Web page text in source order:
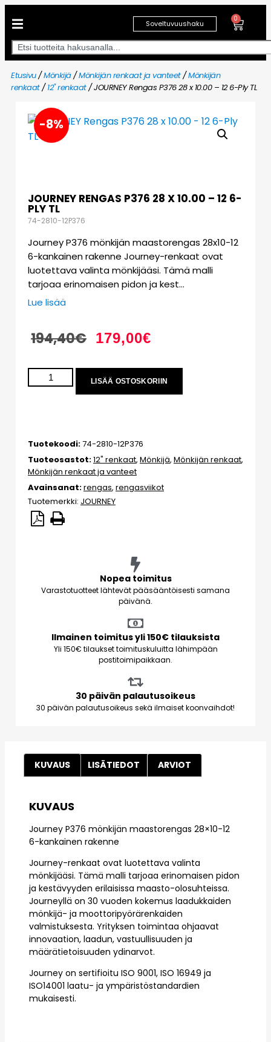
Soveltuvuushaku
0
Etusivu/Mönkijä/Mönkijän renkaat ja vanteet/Mönkijän
renkaat/12" renkaat/ JOURNEY Rengas P376 28 x 10.00 – 12 6-Ply TL
-8%
JOURNEY RENGAS P376 28 X 10.00 – 12 6-
PLY TL
74-2810-12P376
Journey P376 mönkijän maastorengas 28x10-12
6-kankainen rakenne Journey-renkaat ovat
luotettava valinta mönkijääsi. Tämä malli
tarjoaa erinomaisen pidon ja kest…
Lue lisää
194,40€ 179,00€
LISÄÄ OSTOSKORIIN
Tuotekoodi:74-2810-12P376
Tuoteosastot:12" renkaat, Mönkijä, Mönkijän renkaat,
Mönkijän renkaat ja vanteet
Avainsanat:rengas, rengasviikot
Tuotemerkki: JOURNEY
Nopea toimitus
Varastotuotteet lähtevät pääsääntöisesti samana
päivänä.
Ilmainen toimitus yli 150€ tilauksista
Yli 150€ tilaukset toimituskuluitta lähimpään
postitoimipaikkaan.
30 päivän palautusoikeus
30 päivän palautusoikeus sekä ilmaiset koonvaihdot!
KUVAUS LISÄTIEDOT ARVIOT
KUVAUS
Journey P376 mönkijän maastorengas 28×10-12
6-kankainen rakenne
Journey-renkaat ovat luotettava valinta
mönkijääsi. Tämä malli tarjoaa erinomaisen pidon
ja kestävyyden erilaisissa maasto-olosuhteissa.
Journeyllä on 30 vuoden kokemus laadukkaiden
mönkijä- ja moottoripyörärenkaiden
valmistuksesta. Yrityksen toimintaa ohjaavat
innovaation, laadun, vastuullisuuden ja
määrätietoisuuden ydinarvot.
Journey on sertifioitu ISO 9001, ISO 16949 ja
ISO14001 laatu- ja ympäristöstandardien
mukaisesti.